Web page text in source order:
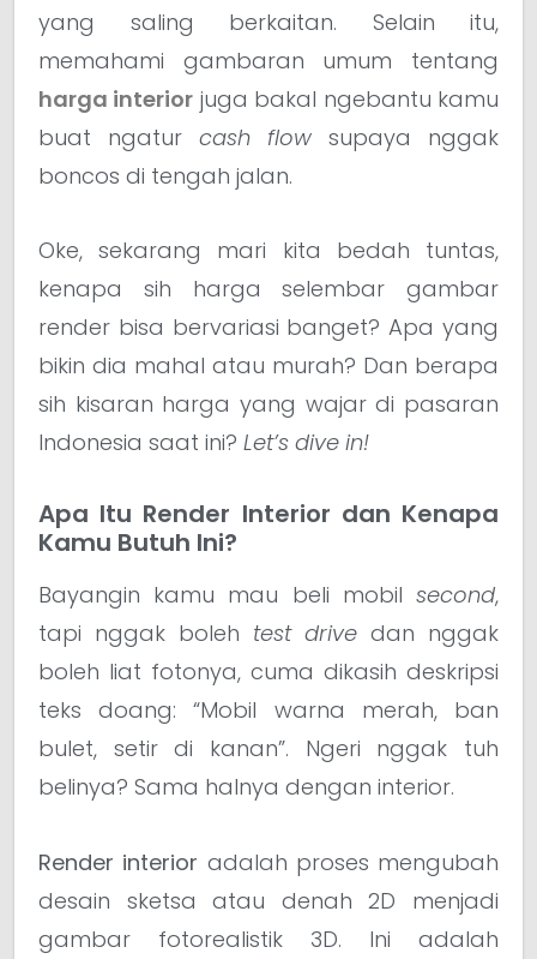
yang saling berkaitan. Selain itu,
memahami gambaran umum tentang
harga interior juga bakal ngebantu kamu
buat ngatur cash flow supaya nggak
boncos di tengah jalan.
Oke, sekarang mari kita bedah tuntas,
kenapa sih harga selembar gambar
render bisa bervariasi banget? Apa yang
bikin dia mahal atau murah? Dan berapa
sih kisaran harga yang wajar di pasaran
Indonesia saat ini? Let’s dive in!
Apa Itu Render Interior dan Kenapa
Kamu Butuh Ini?
Bayangin kamu mau beli mobil second,
tapi nggak boleh test drive dan nggak
boleh liat fotonya, cuma dikasih deskripsi
teks doang: “Mobil warna merah, ban
bulet, setir di kanan”. Ngeri nggak tuh
belinya? Sama halnya dengan interior.
Render interior adalah proses mengubah
desain sketsa atau denah 2D menjadi
gambar fotorealistik 3D. Ini adalah